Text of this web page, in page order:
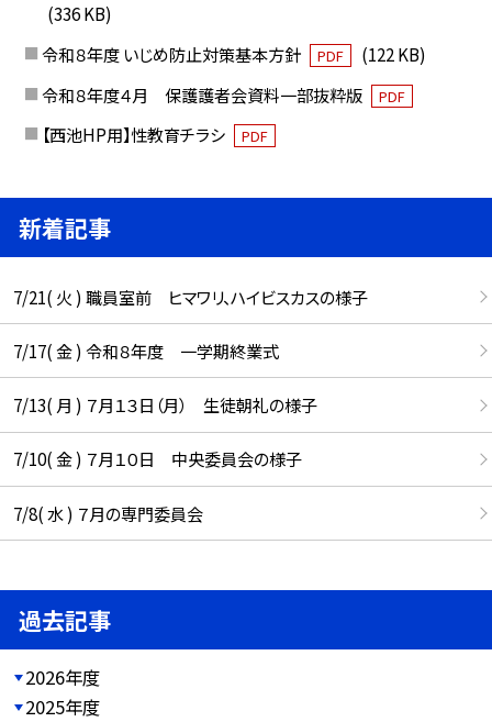
(336 KB)
令和８年度 いじめ防止対策基本方針
PDF
(122 KB)
令和８年度４月 保護護者会資料一部抜粋版
PDF
【西池HP用】性教育チラシ PDF
新着記事
7/21( 火 ) 職員室前 ヒマワリ、ハイビスカスの様子
7/17( 金 ) 令和８年度 一学期終業式
7/13( 月 ) ７月１３日（月） 生徒朝礼の様子
7/10( 金 ) ７月１０日 中央委員会の様子
7/8( 水 ) ７月の専門委員会
過去記事
2026年度
2025年度